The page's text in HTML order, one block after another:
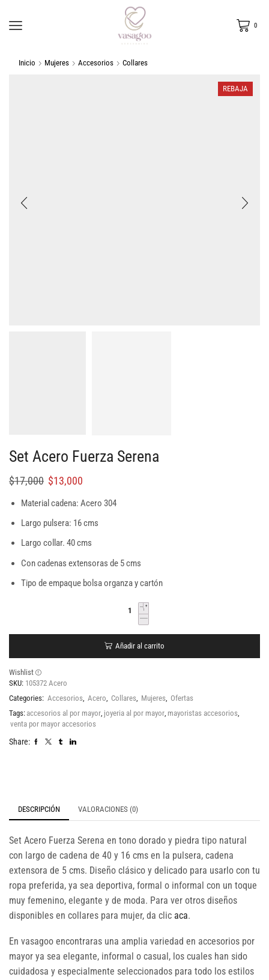
0
Inicio Mujeres Accesorios Collares
REBAJA
Set Acero Fuerza Serena
$17,000 $13,000
Material cadena: Acero 304
Largo pulsera: 16 cms
Largo collar. 40 cms
Con cadenas extensoras de 5 cms
Tipo de empaque bolsa organza y cartón
Añadir al carrito
Wishlist
SKU: 105372 Acero
Categories: Accesorios Acero Collares Mujeres Ofertas
Tags: accesorios al por mayor joyeria al por mayor mayoristas accesorios
venta por mayor accesorios
Share:
DESCRIPCIÓN VALORACIONES (0)
Set Acero Fuerza Serena en tono dorado y piedra tipo natural
con largo de cadena de 40 y 16 cms en la pulsera, cadena
extensora de 5 cms. Diseño clásico y delicado para usarlo con tu
ropa preferida, ya sea deportiva, formal o informal con un toque
muy femenino, elegante y de moda. Para ver otros diseños
disponibles en collares para mujer, da clic aca.
En vasagoo encontraras una amplia variedad en accesorios por
mayor ya sea elegante, informal o casual, los cuales han sido
cuidadosa y especialmente seleccionados para todo los estilos